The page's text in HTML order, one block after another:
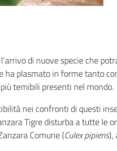
di nuove specie che
ha plasmato in forme tanto
temibili presenti nel mondo.
nei confronti di questi
Tigre disturba a tutte le
Comune (Culex pipiens),